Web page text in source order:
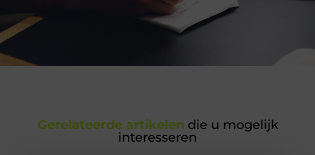
Gerelateerde artikelen die u mogelijk
interesseren